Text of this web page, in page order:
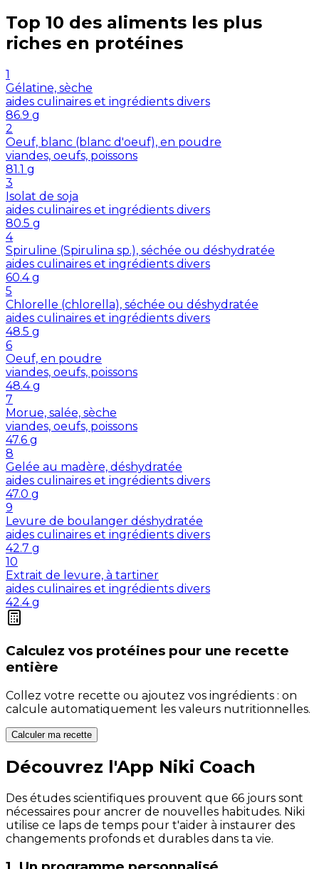
Top 10 des aliments les plus
riches en protéines
1
Gélatine, sèche
aides culinaires et ingrédients divers
86.9 g
2
Oeuf, blanc (blanc d'oeuf), en poudre
viandes, oeufs, poissons
81.1 g
3
Isolat de soja
aides culinaires et ingrédients divers
80.5 g
4
Spiruline (Spirulina sp.), séchée ou déshydratée
aides culinaires et ingrédients divers
60.4 g
5
Chlorelle (chlorella), séchée ou déshydratée
aides culinaires et ingrédients divers
48.5 g
6
Oeuf, en poudre
viandes, oeufs, poissons
48.4 g
7
Morue, salée, sèche
viandes, oeufs, poissons
47.6 g
8
Gelée au madère, déshydratée
aides culinaires et ingrédients divers
47.0 g
9
Levure de boulanger déshydratée
aides culinaires et ingrédients divers
42.7 g
10
Extrait de levure, à tartiner
aides culinaires et ingrédients divers
42.4 g
Calculez vos protéines pour une recette
entière
Collez votre recette ou ajoutez vos ingrédients : on
calcule automatiquement les valeurs nutritionnelles.
Calculer ma recette
Découvrez l'App Niki Coach
Des études scientifiques prouvent que 66 jours sont
nécessaires pour ancrer de nouvelles habitudes. Niki
utilise ce laps de temps pour t'aider à instaurer des
changements profonds et durables dans ta vie.